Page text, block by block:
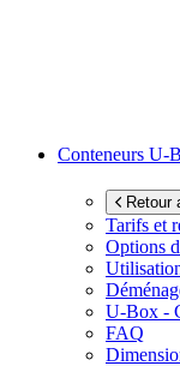
Conteneurs U-
Retour
Tarifs et
Options
U-Box -
FAQ